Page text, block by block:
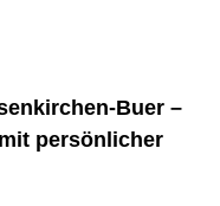
Buer –
persönlicher